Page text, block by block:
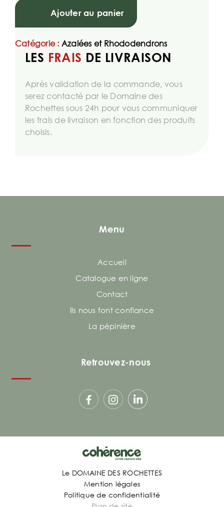
Ajouter au panier
Catégorie : Azalées et Rhododendrons
LES FRAIS DE LIVRAISON
Après validation de la commande, vous
serez contacté par le Domaine des
Rochettes sous 24h pour vous communiquer
les frais de livraison en fonction des produits
choisis.
Menu
Accueil
Catalogue en ligne
Contact
Ils nous font confiance
La pépinière
Retrouvez-nous
Le DOMAINE DES ROCHETTES
Mention légales
Politique de confidentialité